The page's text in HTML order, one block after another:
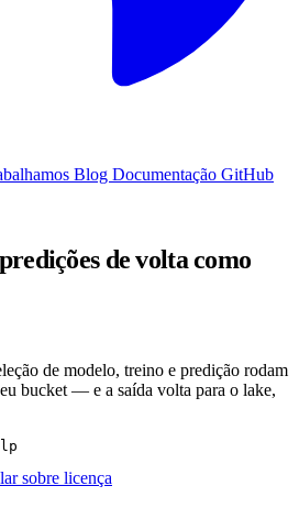
Blog Documentação GitHub
de volta como
de modelo, treino e predição rodam
bucket — e a saída volta para o lake,
sobre licença